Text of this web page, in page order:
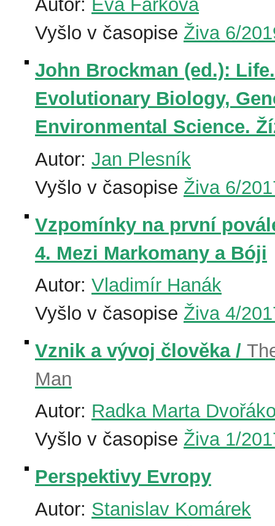
Autor: Eva Fárková
Vyšlo v časopise Živa 6/
John Brockman (ed.):
Evolutionary Biology,
Environmental Science.
Autor: Jan Plesník
Vyšlo v časopise Živa 6/
Vzpomínky na první
4. Mezi Markomany a Bóji
Autor: Vladimír Hanák
Vyšlo v časopise Živa 4/
Vznik a vývoj člověka /
Man
Autor: Radka Marta
Vyšlo v časopise Živa 1/
Perspektivy Evropy
Autor: Stanislav Komárek